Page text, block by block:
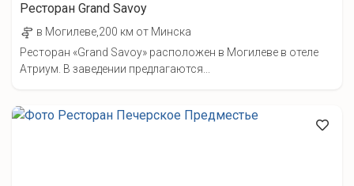
Ресторан Grand Savoy
в Могилеве,200 км от Минска
Ресторан «Grand Savoy» расположен в Могилеве в отеле
Атриум. В заведении предлагаются...